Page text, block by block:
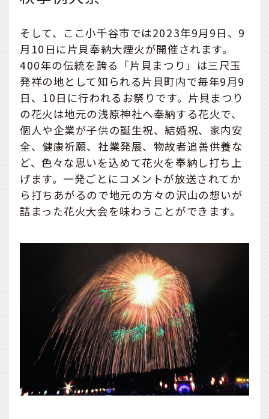
そして、ここ小千谷市では2023年9月9日、9
月10日に片貝奉納大煙火が開催されます。
400年の伝統を誇る「片貝まつり」は三尺玉
発祥の地として知られる片貝町内で毎年9月9
日、10日に行われるお祭りです。片貝まつり
の花火は地元の浅原神社へ奉納する花火で、
個人や企業が子供の誕生祝、結婚祝、家内安
全、健康祈願、社業発展、物故者追善供養な
ど、色々な思いを込めて花火を奉納し打ち上
げます。一発ごとにコメントが放送されてか
ら打ちあがるので地元の方々の沢山の想いが
詰まった花火大会を味わうことができます。